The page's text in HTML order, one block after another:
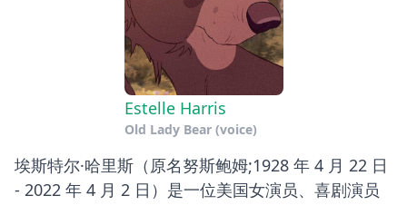
Estelle Harris
Old Lady Bear (voice)
埃斯特尔·哈里斯（原名努斯鲍姆;1928 年 4 月 22 日
- 2022 年 4 月 2 日）是一位美国女演员、喜剧演员